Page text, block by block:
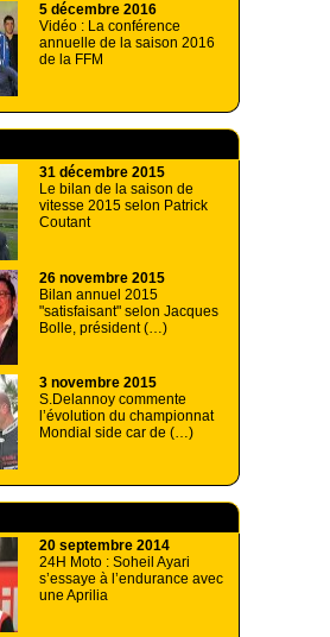
5 décembre 2016
Vidéo : La conférence
annuelle de la saison 2016
de la FFM
31 décembre 2015
Le bilan de la saison de
vitesse 2015 selon Patrick
Coutant
26 novembre 2015
Bilan annuel 2015
"satisfaisant" selon Jacques
Bolle, président (…)
3 novembre 2015
S.Delannoy commente
l’évolution du championnat
Mondial side car de (…)
20 septembre 2014
24H Moto : Soheil Ayari
s’essaye à l’endurance avec
une Aprilia